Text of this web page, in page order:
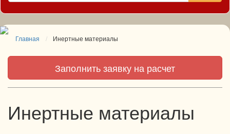
Главная Инертные материалы
Заполнить заявку на расчет
Инертные материалы